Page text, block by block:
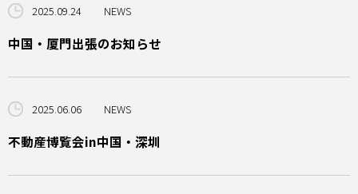
2025.09.24 NEWS
中国・厦門出張のお知らせ
2025.06.06 NEWS
不動産博覧会in中国・深圳